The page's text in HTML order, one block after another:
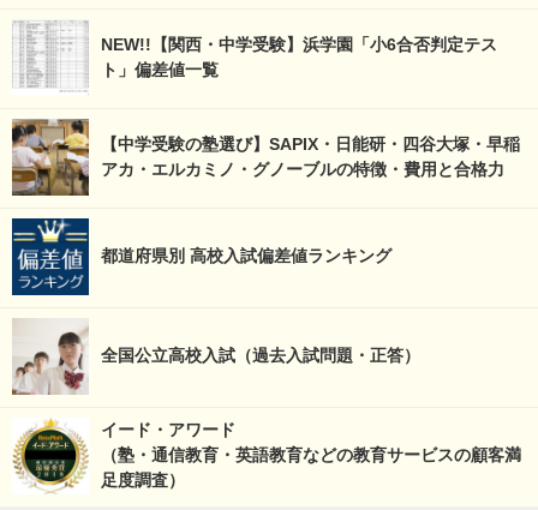
NEW!!【関西・中学受験】浜学園「小6合否判定テス
ト」偏差値一覧
【中学受験の塾選び】SAPIX・日能研・四谷大塚・早稲
アカ・エルカミノ・グノーブルの特徴・費用と合格力
都道府県別 高校入試偏差値ランキング
全国公立高校入試（過去入試問題・正答）
イード・アワード
（塾・通信教育・英語教育などの教育サービスの顧客満
足度調査）